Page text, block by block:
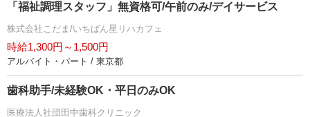
「福祉調理スタッフ」無資格可/午前のみ/デイサービス
株式会社こだま/いちばん星リハカフェ
時給1,300円～1,500円
アルバイト・パート / 東京都
歯科助手/未経験OK・平日のみOK
医療法人社団田中歯科クリニック